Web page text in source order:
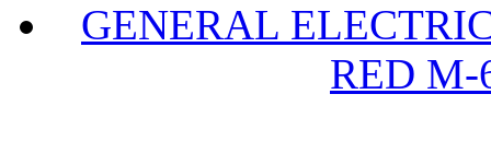
GENERAL
RED M-